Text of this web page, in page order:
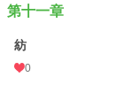
第十一章
紡
0